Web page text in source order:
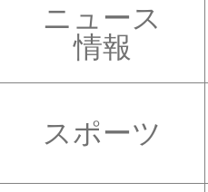
ニュース
情報
スポーツ